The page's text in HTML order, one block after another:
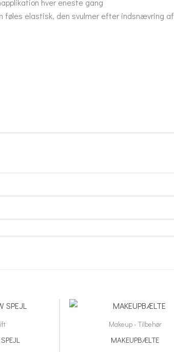
hver eneste gang
føles elastisk, den svulmer efter indsnævring af
Makeup - Tilbehør
MAKEUPBÆLTE